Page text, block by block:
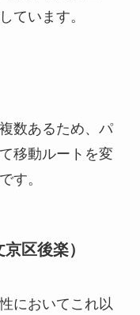
ています。
数あるため、パ
移動ルートを変
す。
区後楽）
においてこれ以